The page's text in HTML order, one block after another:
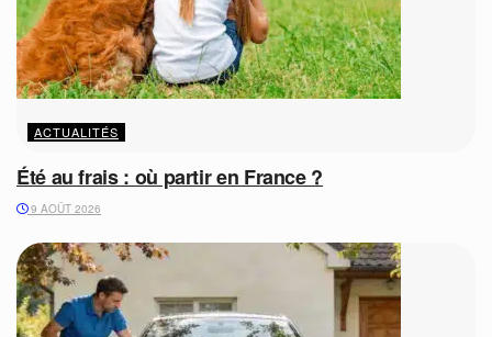
ACTUALITÉS
Été au frais : où partir en France ?
9 AOÛT 2026